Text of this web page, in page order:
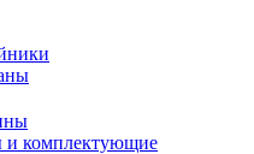
и комплектующие